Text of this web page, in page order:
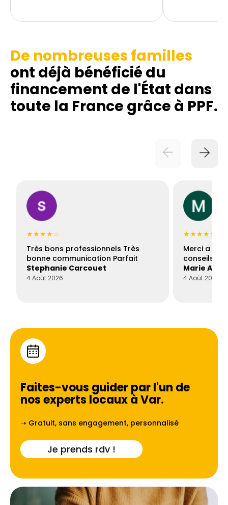
De nombreuses familles
ont déjà bénéficié du
financement de l'État dans
toute la France grâce à PPF.
★★★★☆
Très bons professionnels Très
bonne communication Parfait
Stephanie Carcouet
4 Août 2026
★★★★★
Merci a
conseils
Marie
4 Août 2026
Faites-vous guider par l'un de
nos experts locaux àVar.
➝ Gratuit, sans engagement, personnalisé
Je prends rdv !